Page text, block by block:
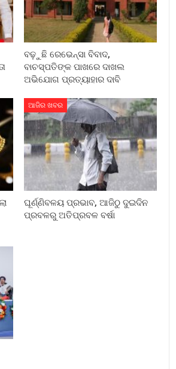
ବଢ଼ୁଛି ରେଭେନ୍ସା ବିବାଦ,
ବାଚସ୍ପତିଙ୍କ ପାଖରେ ଦାଖଲ
ଅଭିଯୋଗ ପ୍ରତ୍ୟାହାର ଦାବି
ଆଜିର ଖବର
ଘୂର୍ଣ୍ଣିବଳୟ ପ୍ରଭାବ, ଆଜିଠୁ ଦୁଇଦିନ
ପ୍ରବଳରୁ ଅତିପ୍ରବଳ ବର୍ଷା